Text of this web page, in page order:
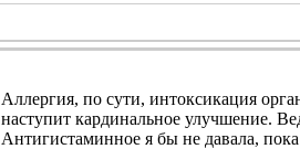
Аллергия, по сути, интоксикация
наступит кардинальное улучшение.
Антигистаминное я бы не давала,